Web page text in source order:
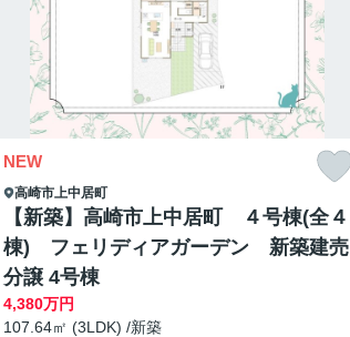
NEW
高崎市上中居町
【新築】高崎市上中居町 ４号棟(全４
棟) フェリディアガーデン 新築建売
分譲 4号棟
4,380万円
107.64㎡ (3LDK) /新築